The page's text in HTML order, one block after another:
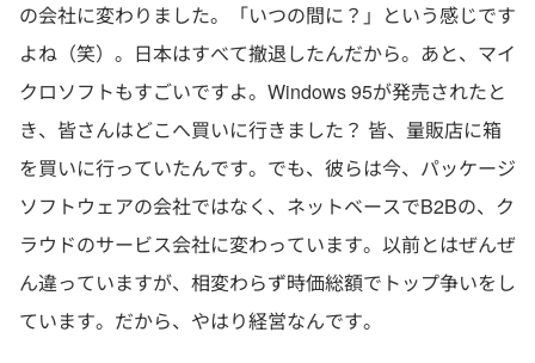
の会社に変わりました。「いつの間に？」という感じです
よね（笑）。日本はすべて撤退したんだから。あと、マイ
クロソフトもすごいですよ。Windows 95が発売されたと
き、皆さんはどこへ買いに行きました？ 皆、量販店に箱
を買いに行っていたんです。でも、彼らは今、パッケージ
ソフトウェアの会社ではなく、ネットベースでB2Bの、ク
ラウドのサービス会社に変わっています。以前とはぜんぜ
ん違っていますが、相変わらず時価総額でトップ争いをし
ています。だから、やはり経営なんです。